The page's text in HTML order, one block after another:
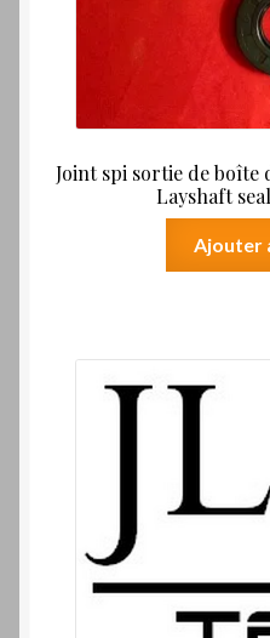
Joint spi sortie de boîte
Layshaft
Ajouter